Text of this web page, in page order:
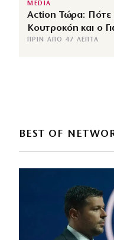
MEDIA
Action Τώρα: Πότε
Κουτροκόη και ο
ΠΡΙΝ ΑΠΌ 47 ΛΕΠΤΆ
BEST OF